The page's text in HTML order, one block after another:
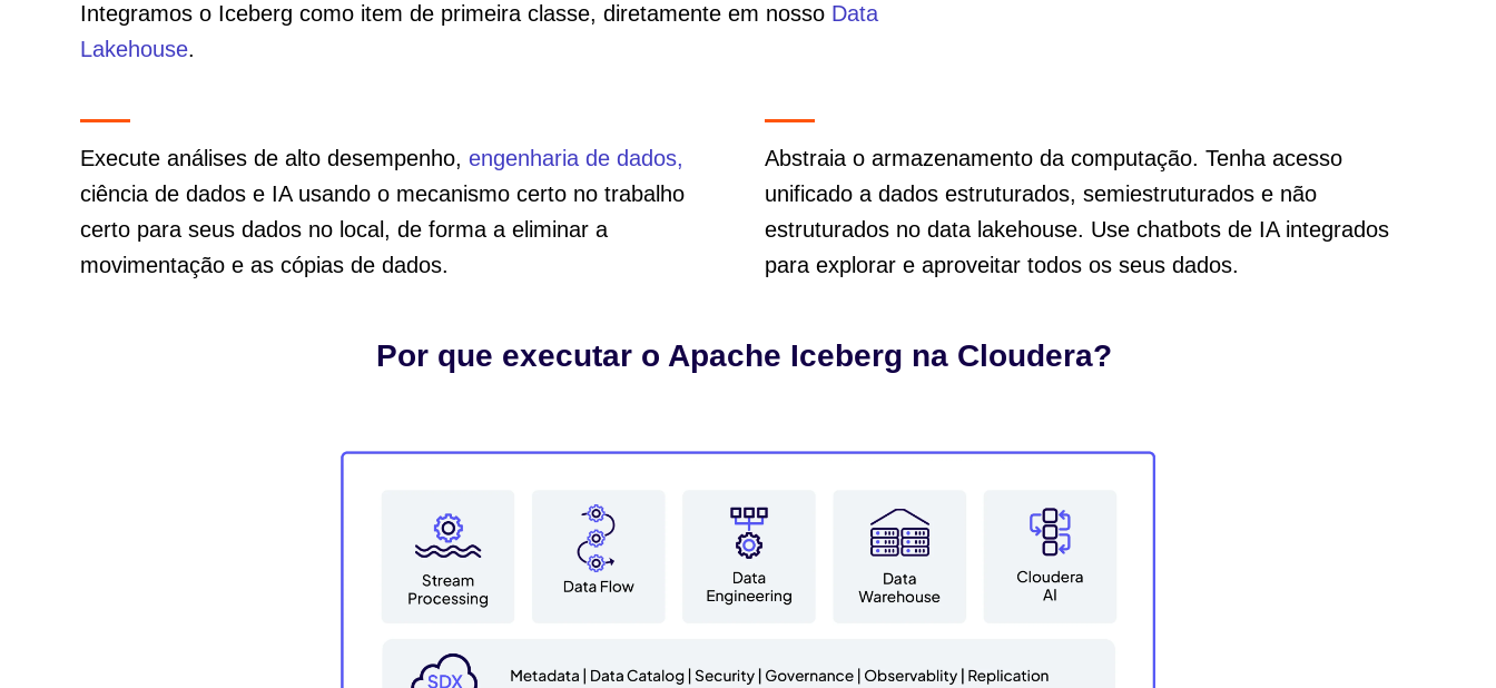
Integramos o Iceberg como item de primeira classe, diretamente em nosso Data
Lakehouse.
Execute análises de alto desempenho, engenharia de dados,
ciência de dados e IA usando o mecanismo certo no trabalho
certo para seus dados no local, de forma a eliminar a
movimentação e as cópias de dados.
Abstraia o armazenamento da computação. Tenha acesso
unificado a dados estruturados, semiestruturados e não
estruturados no data lakehouse. Use chatbots de IA integrados
para explorar e aproveitar todos os seus dados.
Por que executar o Apache Iceberg na Cloudera?